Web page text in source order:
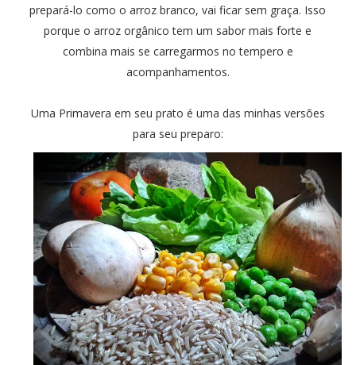
prepará-lo como o arroz branco, vai ficar sem graça. Isso
porque o arroz orgânico tem um sabor mais forte e
combina mais se carregarmos no tempero e
acompanhamentos.
Uma Primavera em seu prato é uma das minhas versões
para seu preparo: